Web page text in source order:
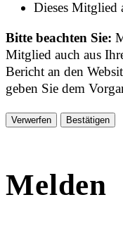
Dieses Mitglied
Bitte beachten Sie:
Mitglied auch aus
Bericht an den
geben Sie dem
Bestätigen
Melden